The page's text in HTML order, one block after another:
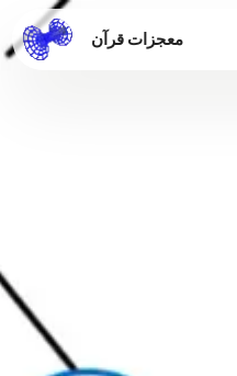
معجزات قرآن